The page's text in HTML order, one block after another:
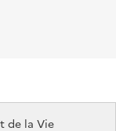
de la Vie